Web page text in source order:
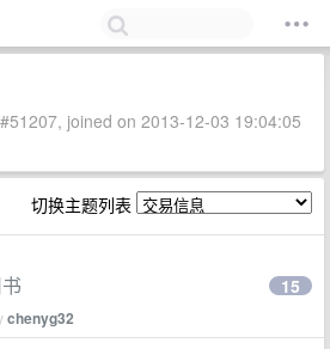
joined on 2013-12-03 19:04:05
切换主题列表
chenyg32
15